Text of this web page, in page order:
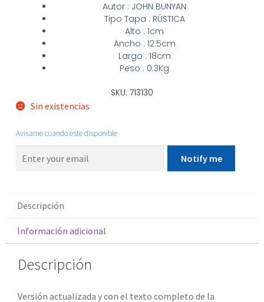
Autor : JOHN BUNYAN
Tipo Tapa : RÚSTICA
Alto : 1cm
Ancho : 12.5cm
Largo : 18cm
Peso : 0.3Kg
SKU: 713130
Sin existencias
Avisame cuando este disponible
Notify me
Descripción
Información adicional
Descripción
Versión actualizada y con el texto completo de la